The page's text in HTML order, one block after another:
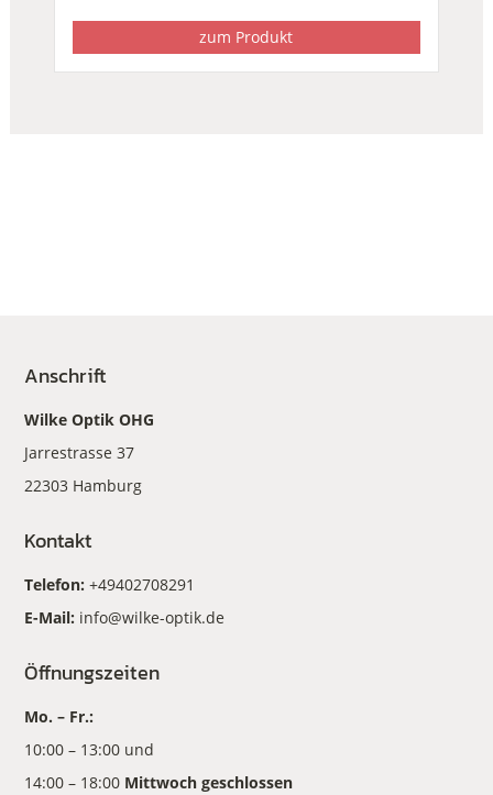
zum Produkt
Anschrift
Wilke Optik OHG
Jarrestrasse 37
22303 Hamburg
Kontakt
Telefon:+49402708291
E-Mail: info@wilke-optik.de
Öffnungszeiten
Mo. – Fr.:
10:00 – 13:00 und
14:00 – 18:00 Mittwoch geschlossen